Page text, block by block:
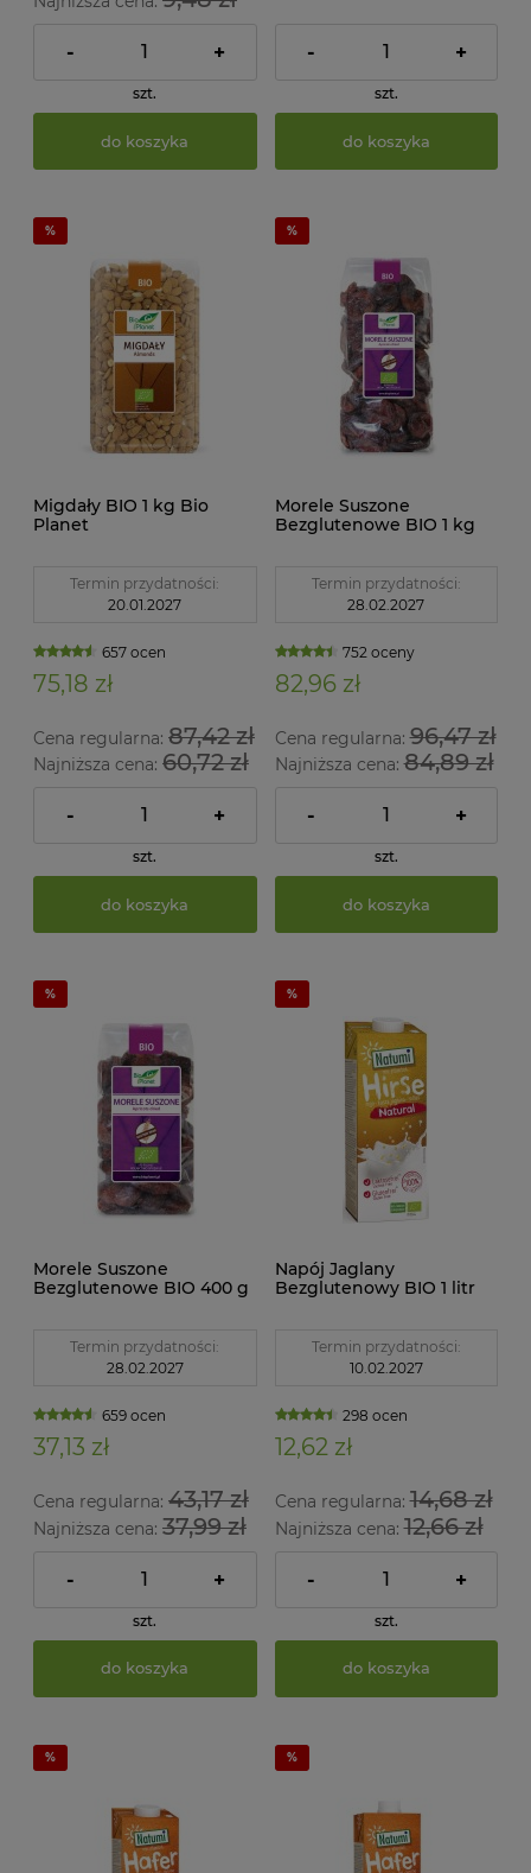
- +
szt.
do koszyka
- +
szt.
do koszyka
Migdały BIO 1 kg Bio
Planet
Termin przydatności:
20.01.2027
657 ocen
75,18 zł
Cena regularna: 87,42 zł
Najniższa cena: 60,72 zł
- +
szt.
do koszyka
Morele Suszone
Bezglutenowe BIO 1 kg
Termin przydatności:
28.02.2027
752 oceny
82,96 zł
Cena regularna:96,47 zł
Najniższa cena:84,89 zł
- +
szt.
do koszyka
Morele Suszone
Bezglutenowe BIO 400 g
Termin przydatności:
28.02.2027
659 ocen
37,13 zł
Cena regularna: 43,17 zł
Najniższa cena: 37,99 zł
- +
szt.
do koszyka
Napój Jaglany
Bezglutenowy BIO 1 litr
Termin przydatności:
10.02.2027
298 ocen
12,62 zł
Cena regularna:14,68 zł
Najniższa cena:12,66 zł
- +
szt.
do koszyka